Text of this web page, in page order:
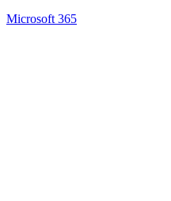
Microsoft 365